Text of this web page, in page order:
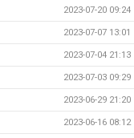
2023-07-20 09:24
2023-07-07 13:01
2023-07-04 21:13
2023-07-03 09:29
2023-06-29 21:20
2023-06-16 08:12